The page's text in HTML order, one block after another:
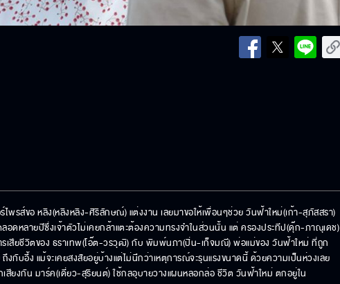
รส์ขอ หลิง(หลิงหลิง-ศิริลักษณ์) แต่งงาน เลยมาขอให้เพื่อนๆช่วย วันฟ้าใหม่(เก้า-สุภัสสรา)
ดหลายปีซึ่งเจ้าตัวไม่เคยกล้าแตะต้องความทรงจำในส่วนนั้น แต่ ครองประทีป(ดุ๊ก-ภาณุเดช)
เสียชีวิตของ ธราเทพ(โอ๊ต-วรวุฒิ) กับ พิมพ์นภา(ปิ่น-เก็จมณี) พ่อแม่ของ วันฟ้าใหม่ ที่ถูก
กับอึ้ง แม้จะเคยสงสัยอยู่บ้างแต่ไม่นึกว่าเหตุการณ์จะรุนแรงขนาดนี้ ด้วยความเป็นห่วงเลย
ยงกัน มาร์ค(เดี่ยว-สุริยนต์) ใช้กลอุบายวางแผนหลอกล่อ ชีวิต วันฟ้าใหม่ ตกอยู่ใน